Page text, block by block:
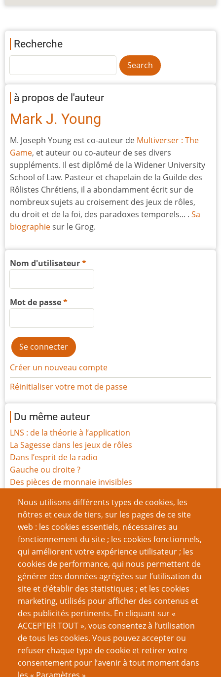
Nous utilisons différents types de cookies, les
nôtres et ceux de tiers, sur les pages de ce site
web : les cookies essentiels, nécessaires au
fonctionnement du site ; les cookies fonctionnels,
qui améliorent votre expérience utilisateur ; les
cookies de performance, qui nous permettent de
générer des données agrégées sur l’utilisation du
site et d’établir des statistiques ; et les cookies
marketing, utilisés pour afficher des contenus et
des publicités pertinents. En cliquant sur «
ACCEPTER TOUT », vous consentez à l’utilisation
de tous les cookies. Vous pouvez accepter ou
refuser chaque type de cookie et retirer votre
consentement pour l’avenir à tout moment dans
Recherche
à propos de l'auteur
Mark J. Young
M. Joseph Young est co-auteur de Multiverser : The
Game, et auteur ou co-auteur de ses divers
suppléments. Il est diplômé de la Widener University
School of Law. Pasteur et chapelain de la Guilde des
Rôlistes Chrétiens, il a abondamment écrit sur de
nombreux sujets au croisement des jeux de rôles,
du droit et de la foi, des paradoxes temporels... . Sa
biographiesur le Grog.
Nom d'utilisateur
Mot de passe
Créer un nouveau compte
Réinitialiser votre mot de passe
Du même auteur
LNS : de la théorie à l’application
La Sagesse dans les jeux de rôles
Dans l’esprit de la radio
Gauche ou droite ?
Des pièces de monnaie invisibles
Partie : Les sources de la Loi
La Loi et l'Ordre dans les Mondes Imaginaires – 2e
partie : la procédure judiciaire
La Loi et l'ordre dans les mondes imaginaires – 3e
partie : Les Forces de l'Ordre
Pagination
Page
précédente
‹‹ 3
VOUS AIMEREZ AUSSI
Trucs de MJ : Les effets spéciaux de méta-jeu
Scènes de paysages
Rendre les insectes effrayants